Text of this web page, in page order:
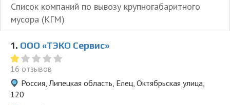
Список компаний по вывозу крупногабаритного
мусора (КГМ)
1. ООО «ТЭКО Сервис»
16 отзывов
Россия, Липецкая область, Елец, Октябрьская улица,
120